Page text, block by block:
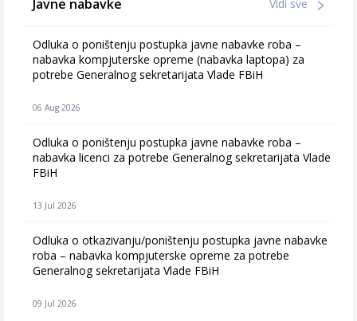
Javne nabavke Vidi sve
Odluka o poništenju postupka javne nabavke roba –
nabavka kompjuterske opreme (nabavka laptopa) za
potrebe Generalnog sekretarijata Vlade FBiH
06 Aug 2026
Odluka o poništenju postupka javne nabavke roba –
nabavka licenci za potrebe Generalnog sekretarijata Vlade
FBiH
13 Jul 2026
Odluka o otkazivanju/poništenju postupka javne nabavke
roba – nabavka kompjuterske opreme za potrebe
Generalnog sekretarijata Vlade FBiH
09 Jul 2026